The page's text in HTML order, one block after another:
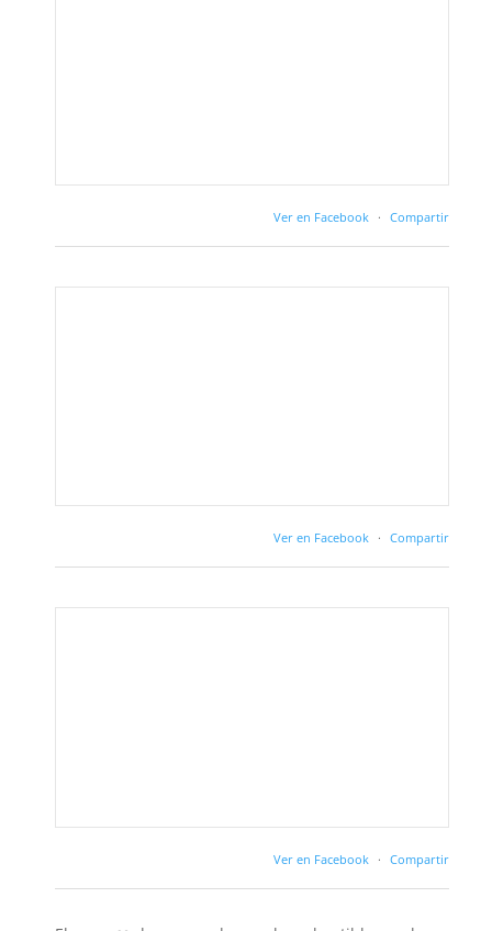
Ver en Facebook · Compartir
Ver en Facebook · Compartir
Ver en Facebook · Compartir